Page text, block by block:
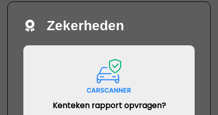
Zekerheden
Kenteken rapport opvragen?